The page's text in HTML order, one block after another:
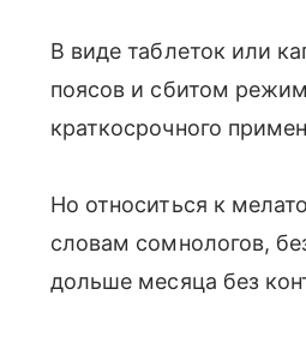
В виде таблеток или
поясов и сбитом
краткосрочного
Но относиться к
словам сомнологов,
дольше месяца без